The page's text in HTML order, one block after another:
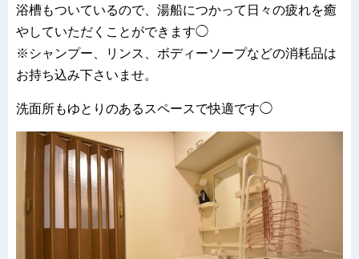
浴槽もついているので、湯船につかって日々の疲れを癒
やしていただくことができます◯
※シャンプー、リンス、ボディーソープなどの消耗品は
お持ち込み下さいませ。
洗面所もゆとりのあるスペースで快適です◯